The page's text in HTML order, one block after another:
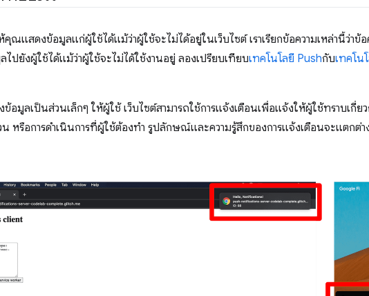
ณแสดงข้อมูลแก่ผู้ใช้ได้แม้ว่าผู้ใช้จะไม่ได้อยู่ในเว็บไซต์ เราเรียกข้อความเหล่านี้ว่าข้อ
ไปยังผู้ใช้ได้แม้ว่าผู้ใช้จะไม่ได้ใช้งานอยู่ ลองเปรียบเทียบเทคโนโลยี Pushกับเทคโน
ข้อมูลเป็นส่วนเล็กๆ ให้ผู้ใช้ เว็บไซต์สามารถใช้การแจ้งเตือนเพื่อแจ้งให้ผู้ใช้ทราบเกี่
วน หรือการดำเนินการที่ผู้ใช้ต้องทำ รูปลักษณ์และความรู้สึกของการแจ้งเตือนจะแตก